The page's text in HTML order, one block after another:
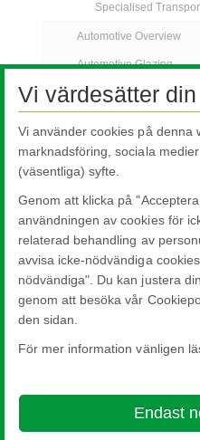
Specialised
Automotive Overview
Automotive Glazing
Pilkington Sundym Select
Automotive Glass
Specialised Transport
FAQs
AGR Nyheter
Kontakta Oss
Head Office - 3-5-27 Mita Minato-ku
Vi värdesätter
Vi använder cookies på denna
marknadsföring, sociala
(väsentliga) syfte.
Genom att klicka på
användningen av cookies för
relaterad behandling av
avvisa icke-nödvändiga
nödvändiga". Du kan justera
genom att besöka vår
den sidan.
För mer information vänligen
Endast